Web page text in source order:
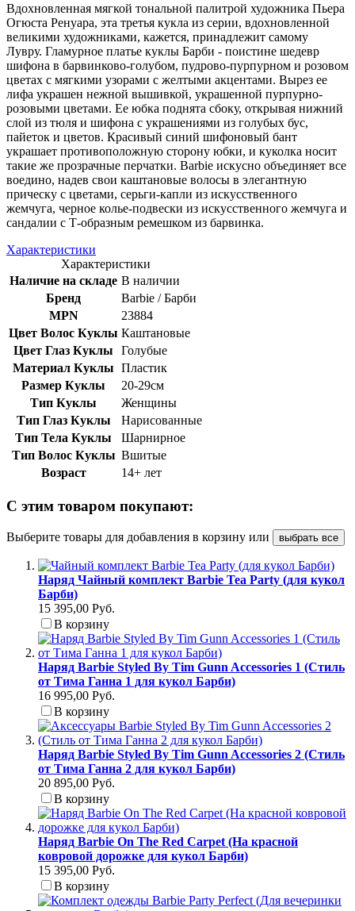
Вдохновленная мягкой тональной палитрой художника Пьера
Огюста Ренуара, эта третья кукла из серии, вдохновленной
великими художниками, кажется, принадлежит самому
Лувру. Гламурное платье куклы Барби - поистине шедевр
шифона в барвинково-голубом, пудрово-пурпурном и розовом
цветах с мягкими узорами с желтыми акцентами. Вырез ее
лифа украшен нежной вышивкой, украшенной пурпурно-
розовыми цветами. Ее юбка поднята сбоку, открывая нижний
слой из тюля и шифона с украшениями из голубых бус,
пайеток и цветов. Красивый синий шифоновый бант
украшает противоположную сторону юбки, и куколка носит
такие же прозрачные перчатки. Barbie искусно объединяет все
воедино, надев свои каштановые волосы в элегантную
прическу с цветами, серьги-капли из искусственного
жемчуга, черное колье-подвески из искусственного жемчуга и
сандалии с Т-образным ремешком из барвинка.
Характеристики
Характеристики
Наличие на складе В наличии
Бренд
Barbie / Барби
MPN
23884
Цвет Волос Куклы Каштановые
Цвет Глаз Куклы
Голубые
Материал Куклы Пластик
Размер Куклы
20-29см
Тип Куклы
Женщины
Тип Глаз Куклы
Нарисованные
Тип Тела Куклы
Шарнирное
Тип Волос Куклы Вшитые
Возраст
14+ лет
С этим товаром покупают:
Выберите товары для добавления в корзину или выбрать все
Наряд Чайный комплект Barbie Tea Party (для кукол
Барби)
15 395,00 Руб.
В корзину
Наряд Barbie Styled By Tim Gunn Accessories 1 (Стиль
от Тима Ганна 1 для кукол Барби)
16 995,00 Руб.
В корзину
Наряд Barbie Styled By Tim Gunn Accessories 2 (Стиль
от Тима Ганна 2 для кукол Барби)
20 895,00 Руб.
В корзину
Наряд Barbie On The Red Carpet (На красной
ковровой дорожке для кукол Барби)
15 395,00 Руб.
В корзину